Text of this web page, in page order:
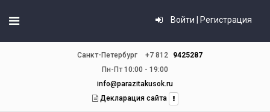
Войти | Регистрация
Санкт-Петербург +7 812
9425287
Пн-Пт 10:00 - 19:00
info@parazitakusok.ru
Декларация сайта